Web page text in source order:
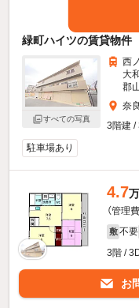
緑町ハイツの賃貸物件
すべての写真
西
大
郡
奈
3階建 /
駐車場あり
4.7
（管理
敷 不要
3階 /
お